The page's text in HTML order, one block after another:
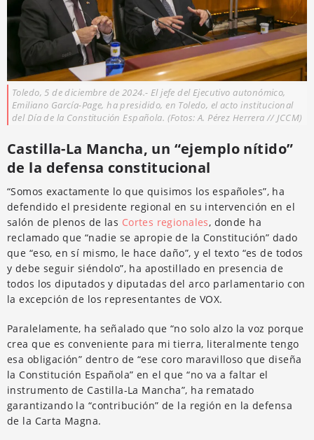
Toledo, 5 de diciembre de 2024.- El jefe del Ejecutivo autonómico,
Emiliano García-Page, ha presidido, en Toledo, el acto institucional
del Día de la Constitución Española. (Fotos: A. Pérez Herrera // JCCM)
Castilla-La Mancha, un “ejemplo nítido”
de la defensa constitucional
“Somos exactamente lo que quisimos los españoles”, ha
defendido el presidente regional en su intervención en el
salón de plenos de las Cortes regionales, donde ha
reclamado que “nadie se apropie de la Constitución” dado
que “eso, en sí mismo, le hace daño”, y el texto “es de todos
y debe seguir siéndolo”, ha apostillado en presencia de
todos los diputados y diputadas del arco parlamentario con
la excepción de los representantes de VOX.
Paralelamente, ha señalado que “no solo alzo la voz porque
crea que es conveniente para mi tierra, literalmente tengo
esa obligación” dentro de “ese coro maravilloso que diseña
la Constitución Española” en el que “no va a faltar el
instrumento de Castilla-La Mancha”, ha rematado
garantizando la “contribución” de la región en la defensa
de la Carta Magna.